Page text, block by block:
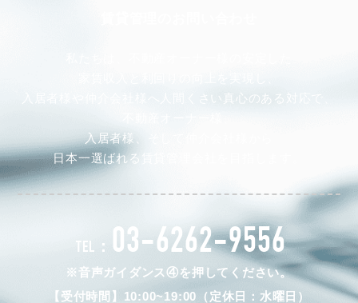
入居者様や仲介会社様へ人間くさい真心のある対応で、
入居者様、そして仲介会社様から
日本一選ばれる賃貸管理会社を目指します。
TEL： 03-6262-9556
※音声ガイダンス④を押してください。
【受付時間】10:00~19:00（定休日：水曜日）